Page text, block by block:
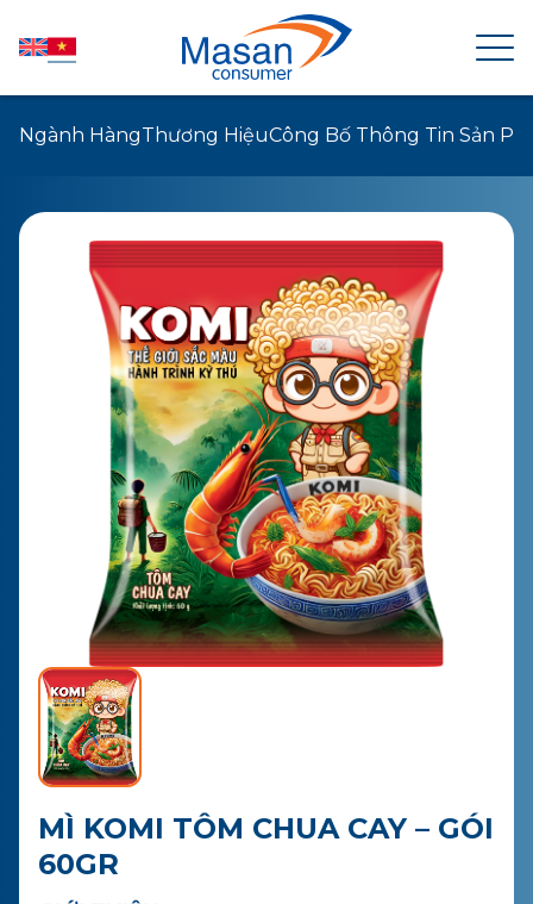
VỀ MASAN CONSUMER
TIN TỨC
QUAN HỆ CỔ ĐÔNG
SẢN PHẨM
PHÁT TRIỂN BỀN VỮNG
MUA HÀNG
Ngành HàngThương HiệuCông Bố Thông Tin Sản
MÌ KOMI TÔM CHUA CAY – GÓI
60GR